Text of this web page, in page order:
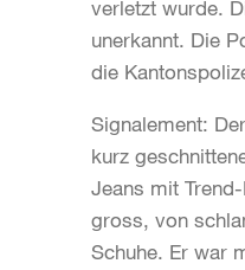
verletzt wurde.
unerkannt. Die
die
Signalement:
kurz
Jeans mit
gross, von
Schuhe. Er war